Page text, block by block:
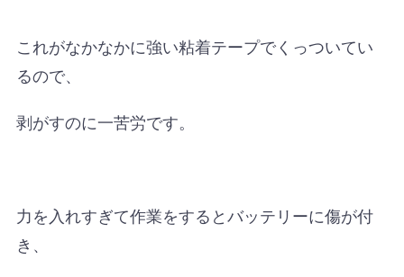
これがなかなかに強い粘着テープでくっついてい
るので、
剥がすのに一苦労です。
力を入れすぎて作業をするとバッテリーに傷が付
き、